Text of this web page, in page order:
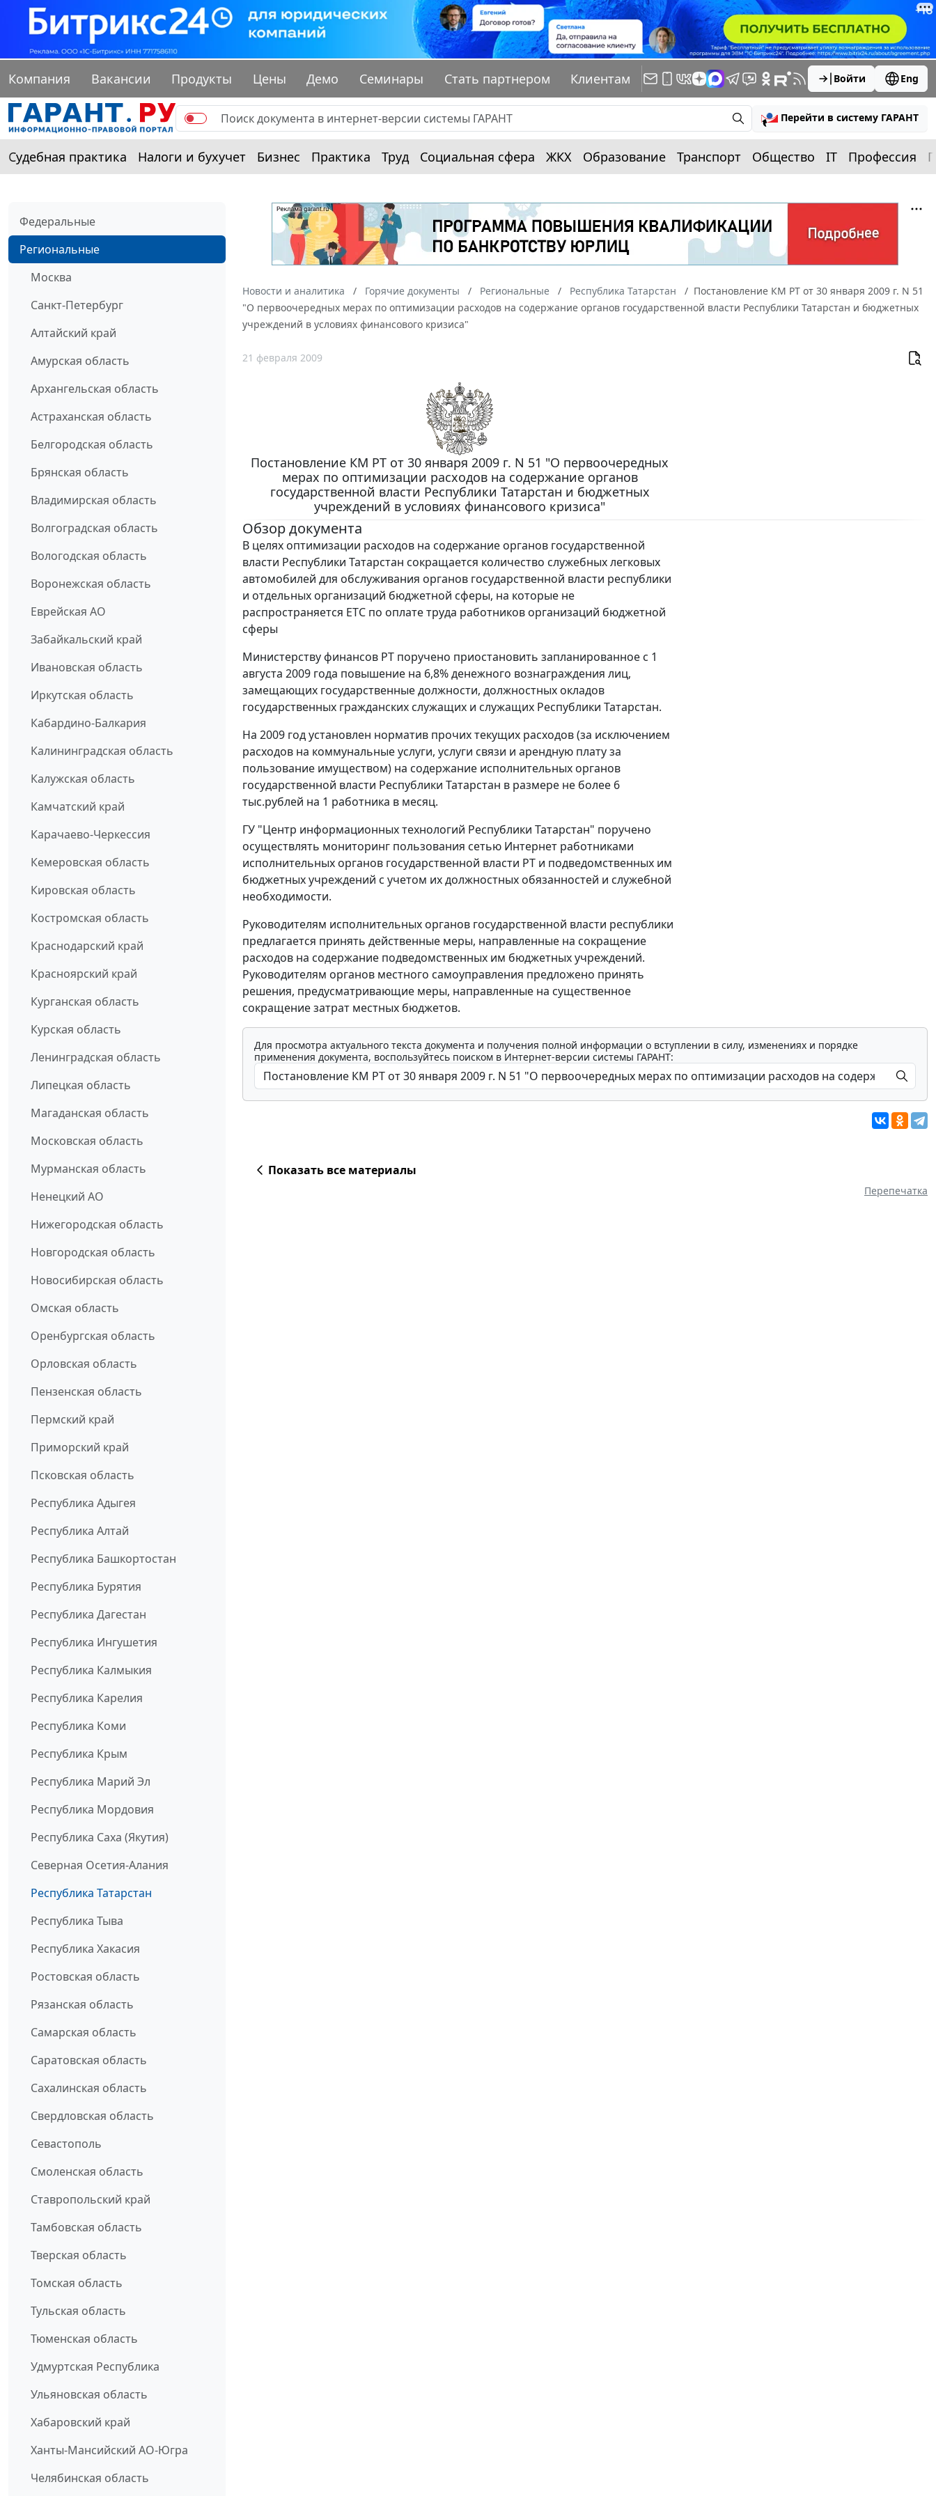
Компания Вакансии Продукты Цены Демо Семинары Стать партнером Клиентам Войти Eng
Перейти в систему ГАРАНТ
Судебная практика Налоги и бухучет Бизнес Практика Труд Социальная сфера ЖКХ Образование Транспорт Общество IT Профессия
Федеральные
Региональные
Москва
Санкт-Петербург
Алтайский край
Амурская область
Архангельская область
Астраханская область
Белгородская область
Брянская область
Владимирская область
Волгоградская область
Вологодская область
Воронежская область
Еврейская АО
Забайкальский край
Ивановская область
Иркутская область
Кабардино-Балкария
Калининградская область
Калужская область
Камчатский край
Карачаево-Черкессия
Кемеровская область
Кировская область
Костромская область
Краснодарский край
Красноярский край
Курганская область
Курская область
Ленинградская область
Липецкая область
Магаданская область
Московская область
Мурманская область
Ненецкий АО
Нижегородская область
Новгородская область
Новосибирская область
Омская область
Оренбургская область
Орловская область
Пензенская область
Пермский край
Приморский край
Псковская область
Республика Адыгея
Республика Алтай
Республика Башкортостан
Республика Бурятия
Республика Дагестан
Республика Ингушетия
Республика Калмыкия
Республика Карелия
Республика Коми
Республика Крым
Республика Марий Эл
Республика Мордовия
Республика Саха (Якутия)
Северная Осетия-Алания
Республика Татарстан
Республика Тыва
Республика Хакасия
Ростовская область
Рязанская область
Самарская область
Саратовская область
Сахалинская область
Свердловская область
Севастополь
Смоленская область
Ставропольский край
Тамбовская область
Тверская область
Томская область
Тульская область
Тюменская область
Удмуртская Республика
Ульяновская область
Хабаровский край
Ханты-Мансийский АО-Югра
Челябинская область
Новости и аналитика Горячие документы Региональные Республика Татарстан
Постановление КМ РТ от 30 января 2009 г. N 51
"О первоочередных мерах по оптимизации расходов на содержание органов государственной власти Республики Татарстан и бюджетных
учреждений в условиях финансового кризиса"
21 февраля 2009
Постановление КМ РТ от 30 января 2009 г. N 51 "О первоочередных
мерах по оптимизации расходов на содержание органов
государственной власти Республики Татарстан и бюджетных
учреждений в условиях финансового кризиса"
Обзор документа
В целях оптимизации расходов на содержание органов государственной
власти Республики Татарстан сокращается количество служебных легковых
автомобилей для обслуживания органов государственной власти республики
и отдельных организаций бюджетной сферы, на которые не
распространяется ЕТС по оплате труда работников организаций бюджетной
сферы
Министерству финансов РТ поручено приостановить запланированное с 1
августа 2009 года повышение на 6,8% денежного вознаграждения лиц,
замещающих государственные должности, должностных окладов
государственных гражданских служащих и служащих Республики Татарстан.
На 2009 год установлен норматив прочих текущих расходов (за исключением
расходов на коммунальные услуги, услуги связи и арендную плату за
пользование имуществом) на содержание исполнительных органов
государственной власти Республики Татарстан в размере не более 6
тыс.рублей на 1 работника в месяц.
ГУ "Центр информационных технологий Республики Татарстан" поручено
осуществлять мониторинг пользования сетью Интернет работниками
исполнительных органов государственной власти РТ и подведомственных им
бюджетных учреждений с учетом их должностных обязанностей и служебной
необходимости.
Руководителям исполнительных органов государственной власти республики
предлагается принять действенные меры, направленные на сокращение
расходов на содержание подведомственных им бюджетных учреждений.
Руководителям органов местного самоуправления предложено принять
решения, предусматривающие меры, направленные на существенное
сокращение затрат местных бюджетов.
Для просмотра актуального текста документа и получения полной информации о вступлении в силу, изменениях и порядке
применения документа, воспользуйтесь поиском в Интернет-версии системы ГАРАНТ:
Показать все материалы
Перепечатка